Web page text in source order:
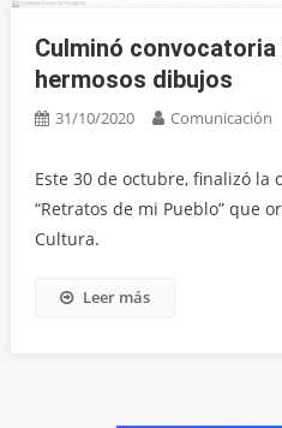
Culminó
hermosos dibujos
31/10/2020 Comunicación
Este 30 de octubre, finalizó la
“Retratos de mi Pueblo” que
Cultura.
Leer más